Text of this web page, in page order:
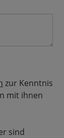
zur Kenntnis
mit ihnen
sind